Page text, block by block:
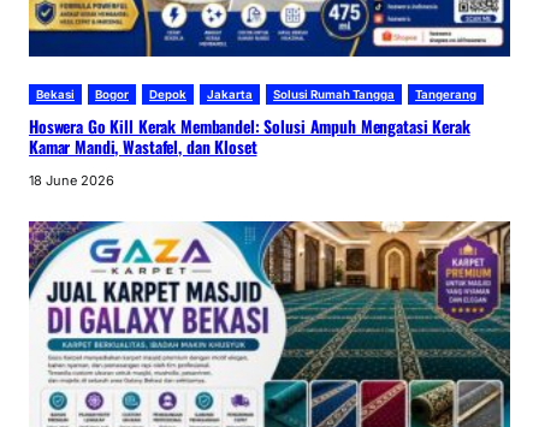
Bekasi Bogor Depok Jakarta Solusi Rumah Tangga Tangerang
Hoswera Go Kill Kerak Membandel: Solusi Ampuh Mengatasi Kerak
Kamar Mandi, Wastafel, dan Kloset
18 June 2026